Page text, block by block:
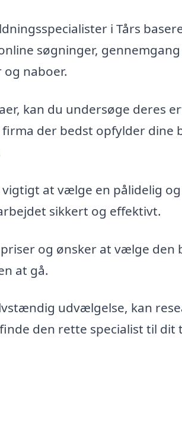
i Tårs
søgninger,
naboer.
kan du undersøge deres
der bedst opfylder dine
at vælge en pålidelig
sikkert og effektivt.
og ønsker at vælge den
at gå.
udvælgelse, kan
den rette specialist til